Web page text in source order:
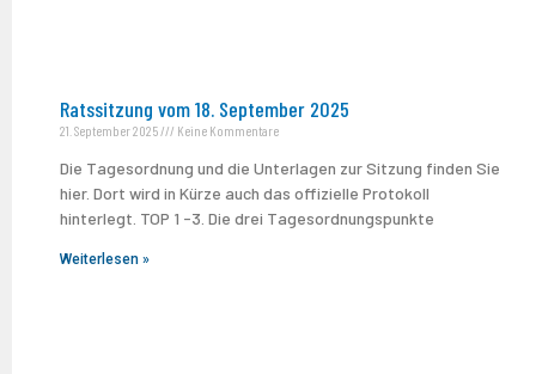
Ratssitzung vom 18. September 2025
21. September 2025 Keine Kommentare
Die Tagesordnung und die Unterlagen zur Sitzung finden Sie
hier. Dort wird in Kürze auch das offizielle Protokoll
hinterlegt. TOP 1 -3. Die drei Tagesordnungspunkte
Weiterlesen »